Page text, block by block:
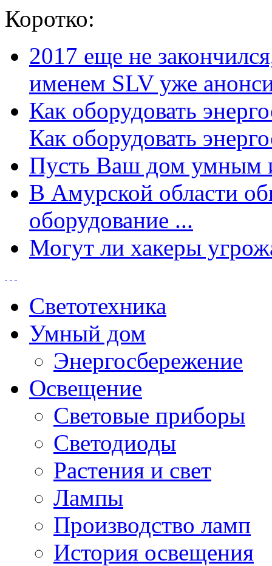
Коротко:
2017 еще не
именем SLV уже
Как оборудовать
Как оборудовать
Пусть Ваш дом умным
В Амурской области
оборудование ...
Могут ли хакеры
Светотехника
Умный дом
Энергосбережение
Освещение
Световые приборы
Светодиоды
Растения и свет
Лампы
Производство ламп
История освещения